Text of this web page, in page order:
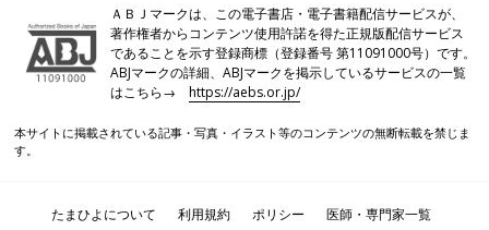
ＡＢＪマークは、この電子書店・電子書籍配信サービスが、
著作権者からコンテンツ使用許諾を得た正規版配信サービス
であることを示す登録商標（登録番号 第11091000号）です。
ABJマークの詳細、ABJマークを掲示しているサービスの一覧
はこちら→https://aebs.or.jp/
本サイトに掲載されている記事・写真・イラスト等のコンテンツの無断転載を禁じま
す。
たまひよについて 利用規約 ポリシー 医師・専門家一覧